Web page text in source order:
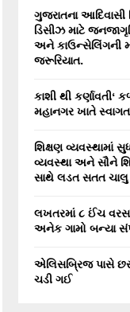
ગુજરાતના આદિવાસી
ડિસીઝ માટે
અને કાઉન્સેલિંગની
જરૂરિયાત.
કાશી થી કર્ણાવતી‘
મહાનગર ખાતે
શિક્ષણ વ્યવસ્થામાં
વ્યવસ્થા અને સૌને
સાથે લડત સતત ચાલુ
લખતરમાં ૮ ઈંચ
અનેક ગામો બન્યા
એલિસબ્રિજ પાસે
ચડી ગઈ